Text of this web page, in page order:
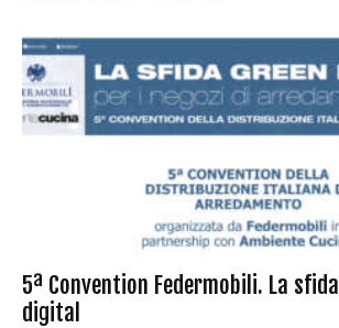
5ª Convention Federmobili. La
digital